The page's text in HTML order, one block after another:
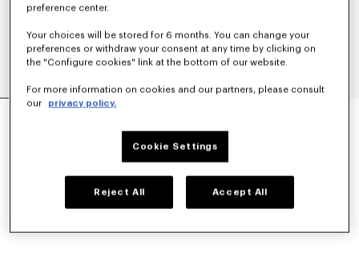
SUDADERA CON CAPUCHA Y CREMALLERA DE
Negro Azulado
Seleccionado
preference center.
Your choices will be stored for 6 months. You can change your
preferences or withdraw your consent at any time by clicking on
the "Configure cookies" link at the bottom of our website.
For more information on cookies and our partners, please consult
our
privacy policy.
Cookie Settings
Reject All Accept All